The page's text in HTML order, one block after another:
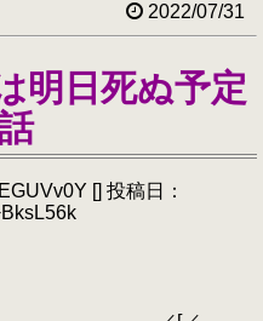
2022/07/31
明日死ぬ予定
[] 投稿日：